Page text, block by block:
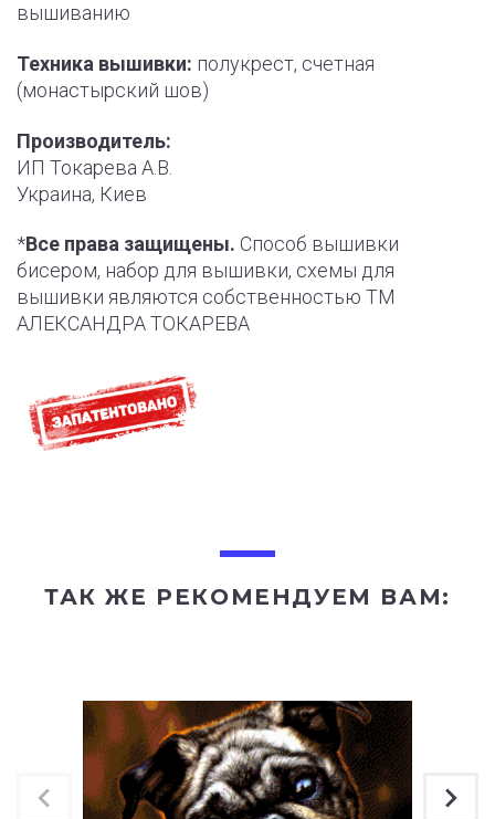
вышиванию
Техника вышивки: полукрест, счетная
(монастырский шов)
Производитель:
ИП Токарева А.В.
Украина, Киев
*Все права защищены. Способ вышивки
бисером, набор для вышивки, схемы для
вышивки являются собственностью ТМ
АЛЕКСАНДРА ТОКАРЕВА
ТАК ЖЕ РЕКОМЕНДУЕМ ВАМ: